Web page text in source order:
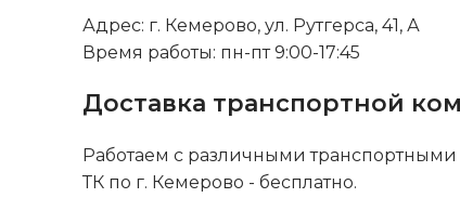
Адрес: г. Кемерово, ул. Рутгерса, 41, А
Время работы: пн-пт 9:00-17:45
Доставка транспортной
Работаем с различными
ТК по г. Кемерово - бесплатно.